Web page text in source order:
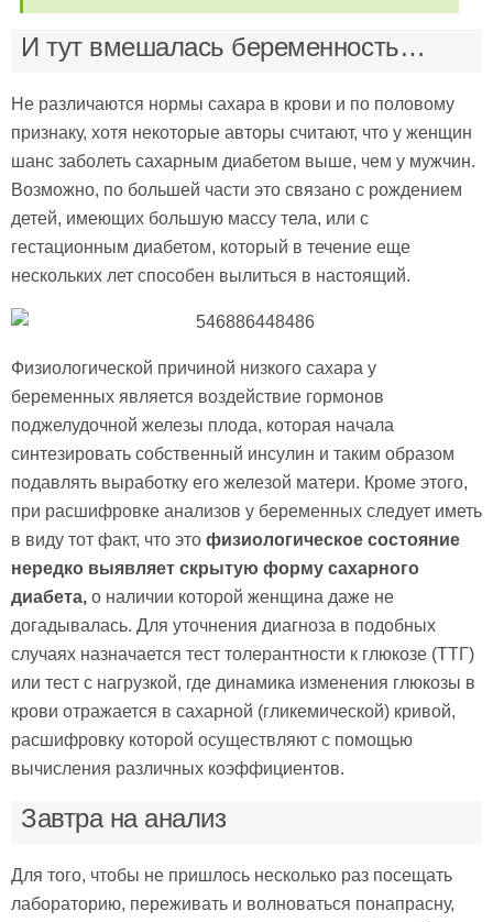
И тут вмешалась беременность…
Не различаются нормы сахара в крови и по половому
признаку, хотя некоторые авторы считают, что у женщин
шанс заболеть сахарным диабетом выше, чем у мужчин.
Возможно, по большей части это связано с рождением
детей, имеющих большую массу тела, или с
гестационным диабетом, который в течение еще
нескольких лет способен вылиться в настоящий.
Физиологической причиной низкого сахара у
беременных является воздействие гормонов
поджелудочной железы плода, которая начала
синтезировать собственный инсулин и таким образом
подавлять выработку его железой матери. Кроме этого,
при расшифровке анализов у беременных следует иметь
в виду тот факт, что это физиологическое состояние
нередко выявляет скрытую форму сахарного
диабета, о наличии которой женщина даже не
догадывалась. Для уточнения диагноза в подобных
случаях назначается тест толерантности к глюкозе (ТТГ)
или тест с нагрузкой, где динамика изменения глюкозы в
крови отражается в сахарной (гликемической) кривой,
расшифровку которой осуществляют с помощью
вычисления различных коэффициентов.
Завтра на анализ
Для того, чтобы не пришлось несколько раз посещать
лабораторию, переживать и волноваться понапрасну,